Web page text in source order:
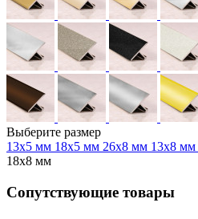
Выберите размер
13х5 мм 18х5 мм 26х8 мм 13х8 мм
18х8 мм
Сопутствующие товары